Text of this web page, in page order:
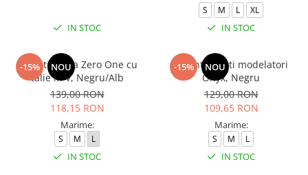
IN STOC
S M L XL
IN STOC
-15% NOU
Colanti dama Zero One cu
talie in V, Negru/Alb
139,00 RON
118,15 RON
Marime:
S M L
IN STOC
-15% NOU
Colanti scurti modelatori
Onyx, Negru
129,00 RON
109,65 RON
Marime:
S M L
IN STOC